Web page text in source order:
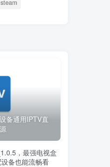
steam
备通用IPTV直
，最强电视盒
备也能流畅看